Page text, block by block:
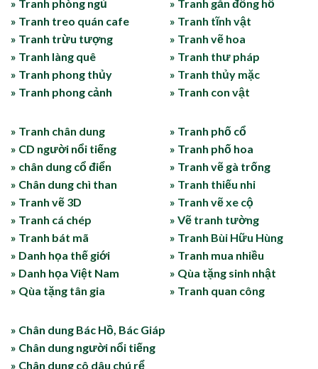
» Tranh phòng ngủ
» Tranh treo quán cafe
» Tranh trừu tượng
» Tranh làng quê
» Tranh phong thủy
» Tranh phong cảnh
» Tranh gắn đồng hồ
» Tranh tĩnh vật
» Tranh vẽ hoa
» Tranh thư pháp
» Tranh thủy mặc
» Tranh con vật
» Tranh chân dung
» CD người nổi tiếng
» chân dung cổ điển
» Chân dung chì than
» Tranh vẽ 3D
» Tranh cá chép
» Tranh bát mã
» Danh họa thế giới
» Danh họa Việt Nam
» Qùa tặng tân gia
» Tranh phố cổ
» Tranh phố hoa
» Tranh vẽ gà trống
» Tranh thiếu nhi
» Tranh vẽ xe cộ
» Vẽ tranh tường
» Tranh Bùi Hữu Hùng
» Tranh mua nhiều
» Qùa tặng sinh nhật
» Tranh quan công
» Chân dung Bác Hồ, Bác Giáp
» Chân dung người nổi tiếng
» Chân dung cô dâu chú rể